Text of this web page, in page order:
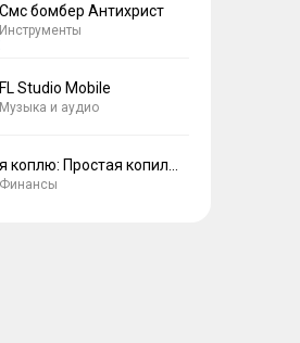
Смс бомбер Антихрист
Инструменты
FL Studio Mobile
Музыка и аудио
Финансы